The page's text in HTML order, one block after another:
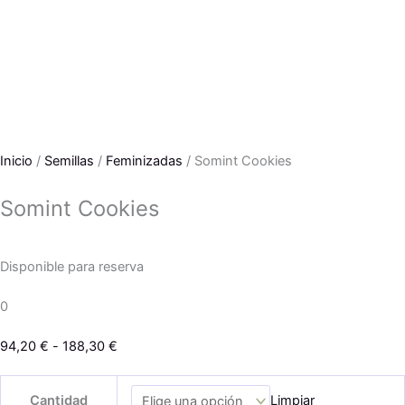
Inicio / Semillas / Feminizadas / Somint Cookies
Somint Cookies
Disponible para reserva
0
94,20 € - 188,30 €
precios:
Cantidad Limpiar